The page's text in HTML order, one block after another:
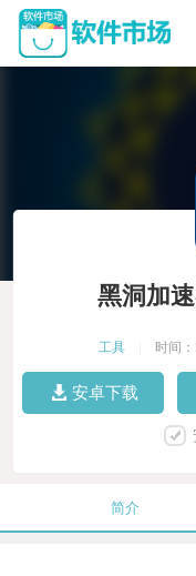
黑洞加
工具 时间
安卓下载
简介